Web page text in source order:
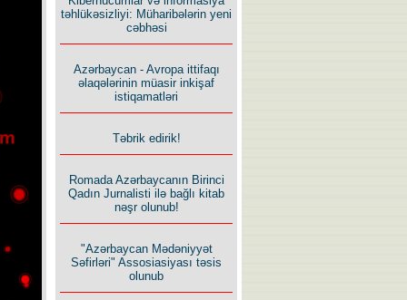
təhlükəsizliyi: Müharibələrin yeni
cəbhəsi
Azərbaycan - Avropa ittifaqı
əlaqələrinin müasir inkişaf
istiqamatləri
Təbrik edirik!
Romada Azərbaycanın Birinci
Qadın Jurnalisti ilə bağlı kitab
nəşr olunub!
"Azərbaycan Mədəniyyət
Səfirləri" Assosiasiyası təsis
olunub